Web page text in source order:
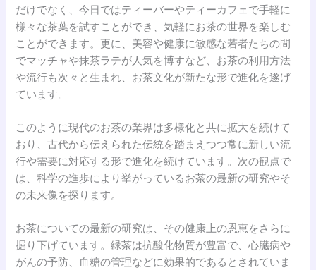
だけでなく、今日ではティーバーやティーカフェで手軽に
様々な茶葉を試すことができ、気軽にお茶の世界を楽しむ
ことができます。更に、美容や健康に敏感な若者たちの間
でマッチャや抹茶ラテが人気を博すなど、お茶の利用方法
や流行も次々と生まれ、お茶文化が新たな形で進化を遂げ
ています。
このように現代のお茶の業界は多様化と共に拡大を続けて
おり、古代から伝えられた伝統を踏まえつつ常に新しい流
行や需要に対応する形で進化を続けています。次の観点で
は、科学の進歩により挙がっているお茶の最新の研究やそ
の未来像を探ります。
お茶についての最新の研究は、その健康上の恩恵をさらに
掘り下げています。緑茶は抗酸化物質が豊富で、心臓病や
がんの予防、血糖の管理などに効果的であるとされていま